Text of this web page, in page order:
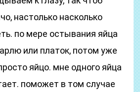
настолько насколько
по мере остывания яйца
или платок, потом уже
яйцо. мне одного яйца
поможет в том случае